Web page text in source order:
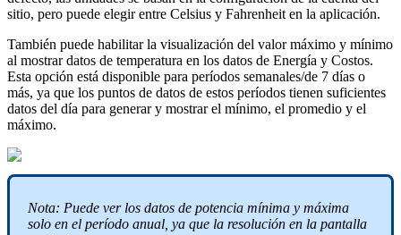
sitio, pero puede elegir entre Celsius y Fahrenheit en la aplicación.
También puede habilitar la visualización del valor máximo y mínimo
al mostrar datos de temperatura en los datos de Energía y Costos.
Esta opción está disponible para períodos semanales/de 7 días o
más, ya que los puntos de datos de estos períodos tienen suficientes
datos del día para generar y mostrar el mínimo, el promedio y el
máximo.
Nota: Puede ver los datos de potencia mínima y máxima
solo en el período anual, ya que la resolución en la pantalla